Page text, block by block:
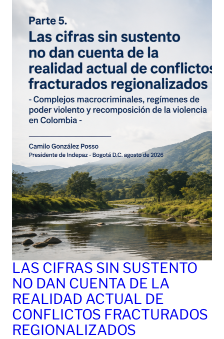
LAS CIFRAS SIN SUSTENTO
NO DAN CUENTA DE LA
REALIDAD ACTUAL DE
CONFLICTOS FRACTURADOS
REGIONALIZADOS